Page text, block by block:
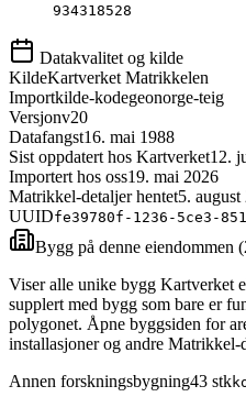
934318528
Datakvalitet og kilde
KildeKartverket Matrikkelen
Importkilde-kodegeonorge-teig
Versjonv20
Datafangst16. mai 1988
Sist oppdatert hos Kartverket12.
Importert hos oss19. mai 2026
Matrikkel-detaljer hentet5. august
UUIDfe39780f-1236-5ce3-
Bygg på denne eiendommen (
Viser alle unike bygg Kartverket
supplert med bygg som bare er
polygonet. Åpne byggsiden for
installasjoner og andre Matrikkel-
Annen forskningsbygning43 stk